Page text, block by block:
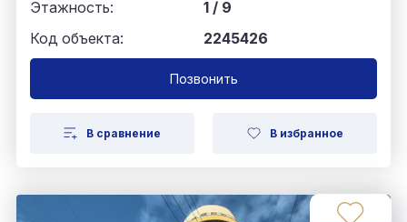
Этажность:
1 / 9
Код объекта:
2245426
Позвонить
В сравнение В избранное